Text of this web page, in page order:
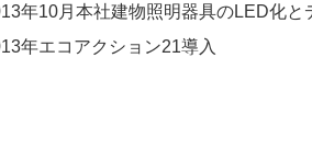
年10月本社建物照明器具のLED化
年エコアクション21導入